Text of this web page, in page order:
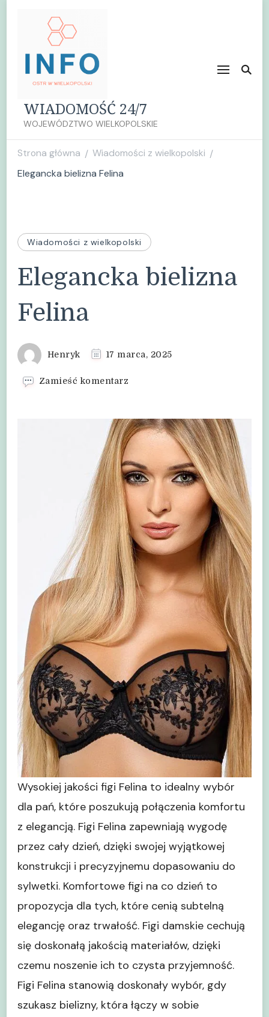
WIADOMOŚĆ 24/7
WOJEWÓDZTWO WIELKOPOLSKIE
Strona główna / Wiadomości z wielkopolski /
Elegancka bielizna Felina
Wiadomości z wielkopolski
Elegancka bielizna
Felina
Henryk 17 marca, 2025
Zamieść komentarz
bielizna
Felina
Wysokiej jakości figi Felina to idealny wybór
dla pań, które poszukują połączenia komfortu
z elegancją. Figi Felina zapewniają wygodę
przez cały dzień, dzięki swojej wyjątkowej
konstrukcji i precyzyjnemu dopasowaniu do
sylwetki. Komfortowe figi na co dzień to
propozycja dla tych, które cenią subtelną
elegancję oraz trwałość. Figi damskie cechują
się doskonałą jakością materiałów, dzięki
czemu noszenie ich to czysta przyjemność.
Figi Felina stanowią doskonały wybór, gdy
szukasz bielizny, która łączy w sobie